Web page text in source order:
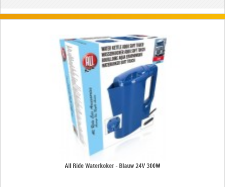
All Ride Waterkoker - Blauw 24V 300W